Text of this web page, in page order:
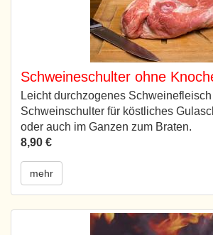
Schweineschulter ohne
Leicht durchzogenes
Schweinschulter für köstliches
oder auch im Ganzen zum Braten.
8,90 €
mehr